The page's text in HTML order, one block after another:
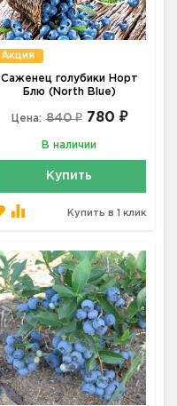
Акция
Саженец голубики Норт
Блю (North Blue)
Цена: 840 ₽ 780 ₽
В наличии
Купить
Купить в 1 клик